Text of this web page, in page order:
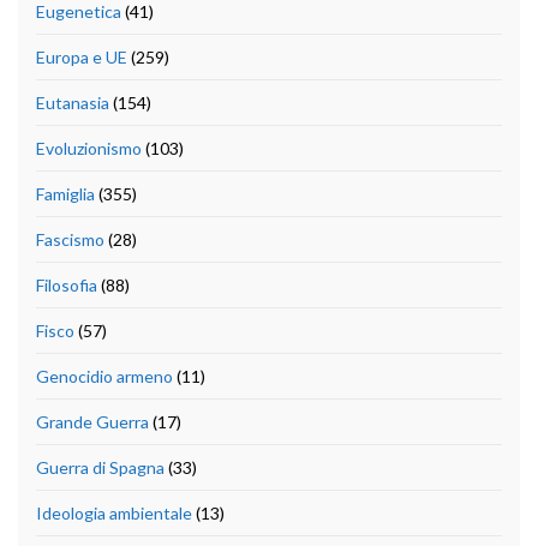
Eugenetica (41)
Europa e UE (259)
Eutanasia (154)
Evoluzionismo (103)
Famiglia (355)
Fascismo (28)
Filosofia (88)
Fisco (57)
Genocidio armeno (11)
Grande Guerra (17)
Guerra di Spagna (33)
Ideologia ambientale(13)